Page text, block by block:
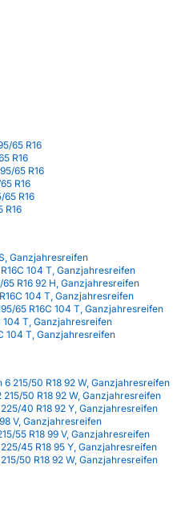
65 R16
R16
65 R16
R16
R16
R16
Ganzjahresreifen
104 T, Ganzjahresreifen
R16 92 H, Ganzjahresreifen
104 T, Ganzjahresreifen
65 R16C 104 T, Ganzjahresreifen
104 T, Ganzjahresreifen
104 T, Ganzjahresreifen
215/50 R18 92 W, Ganzjahresreifen
50 R18 92 W, Ganzjahresreifen
40 R18 92 Y, Ganzjahresreifen
V, Ganzjahresreifen
55 R18 99 V, Ganzjahresreifen
45 R18 95 Y, Ganzjahresreifen
50 R18 92 W, Ganzjahresreifen